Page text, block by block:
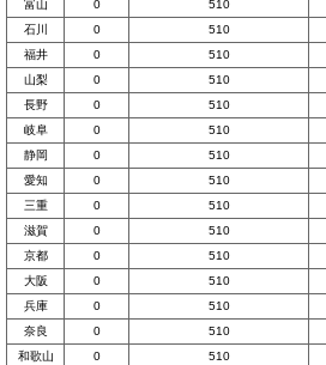
富山
0 510
石川
0 510
福井
0 510
山梨
0 510
長野
0 510
岐阜
0 510
静岡
0 510
愛知
0 510
三重
0 510
滋賀
0 510
京都
0 510
大阪
0 510
兵庫
0 510
奈良
0 510
和歌山
0 510